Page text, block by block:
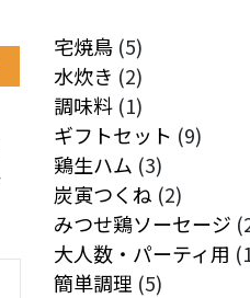
宅焼鳥 55
個
の
商
品
水炊き 22
個
の
商
品
調味料 11
個
の
商
品
ギフトセット 99
商
品
鶏生ハム 33
個
の
商
品
炭寅つくね 22
個
の
みつせ鶏ソーセージ
大人数・パーティ用
簡単調理 55